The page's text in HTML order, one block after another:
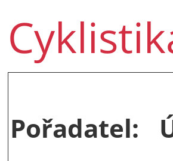
Pořadatel: